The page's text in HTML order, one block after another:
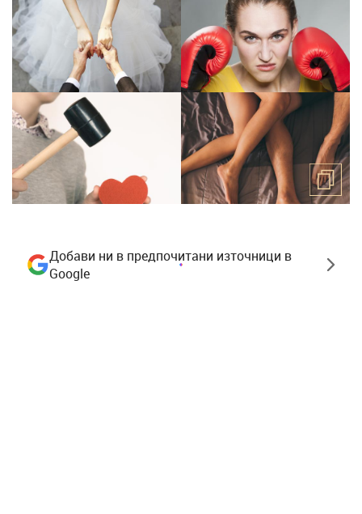
Добави ни в предпочитани източници в
Google